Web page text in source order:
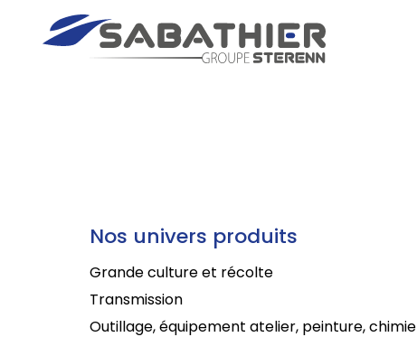
Nos univers produits
Grande culture et récolte
Transmission
Outillage, équipement atelier, peinture, chimie